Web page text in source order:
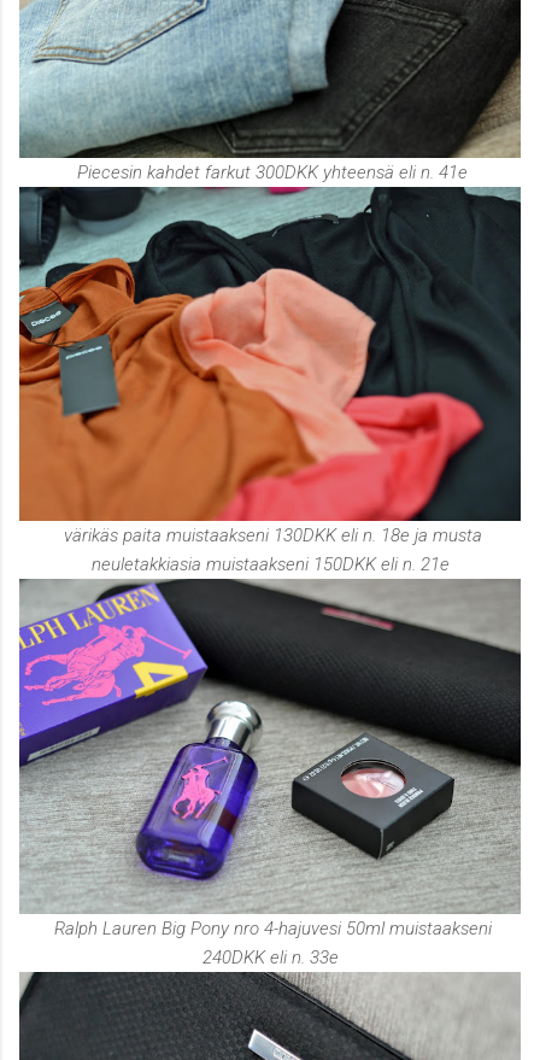
Piecesin kahdet farkut 300DKK yhteensä eli n. 41e
värikäs paita muistaakseni 130DKK eli n. 18e ja musta
neuletakkiasia muistaakseni 150DKK eli n. 21e
Ralph Lauren Big Pony nro 4-hajuvesi 50ml muistaakseni
240DKK eli n. 33e